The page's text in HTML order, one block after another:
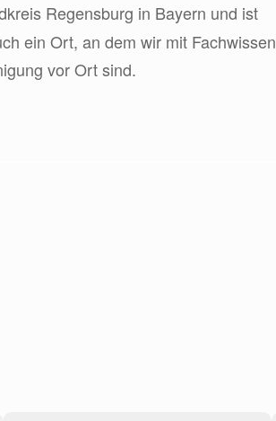
Regensburg in Bayern und ist
ein Ort, an dem wir mit Fachwissen
vor Ort sind.